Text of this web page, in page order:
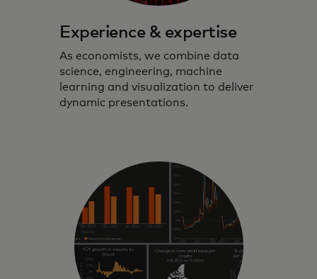
Experience & expertise
As economists, we combine data
science, engineering, machine
learning and visualization to deliver
dynamic presentations.